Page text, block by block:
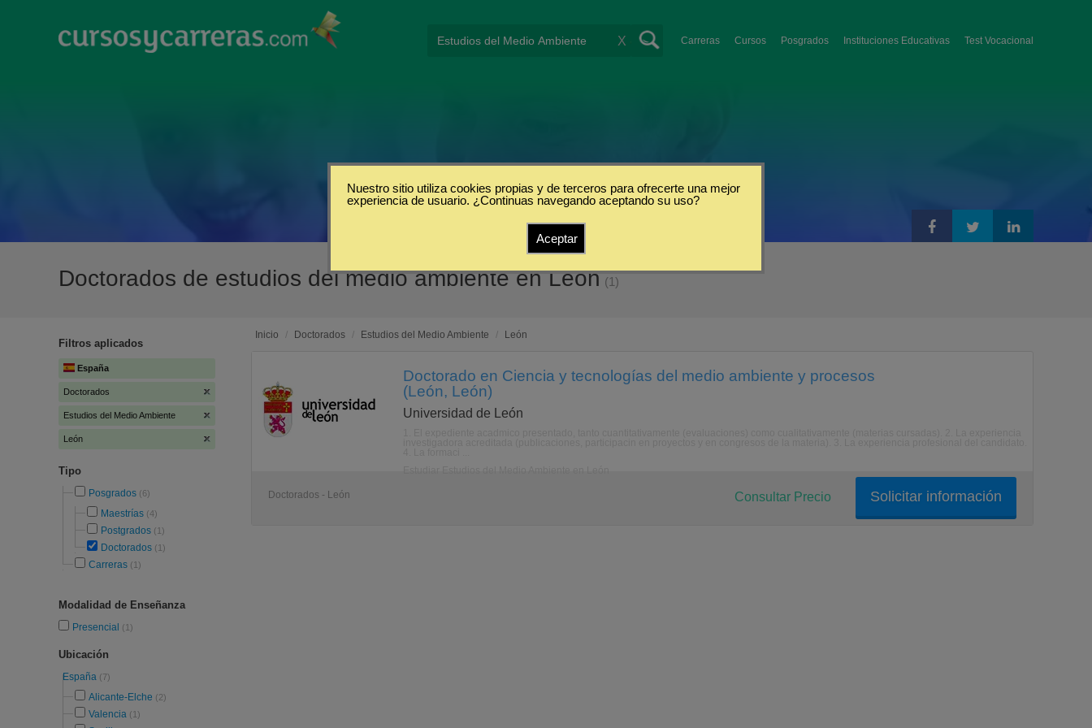
Carreras Cursos Posgrados Instituciones Educativas Test Vocacional
X
Doctorados de estudios del medio ambiente en León (1)
Filtros aplicados
España
Doctorados
Estudios del Medio Ambiente
León
Tipo
Posgrados (6)
Maestrías (4)
Postgrados (1)
Doctorados (1)
Carreras (1)
Modalidad de Enseñanza
Presencial (1)
Ubicación
España (7)
Alicante-Elche (2)
Valencia (1)
Inicio / Doctorados / Estudios del Medio Ambiente / León
Doctorado en Ciencia y tecnologías del medio ambiente y procesos
(León, León)
Universidad de León
Doctorados - León Solicitar información
Consultar Precio
Nuestro sitio utiliza cookies propias y de terceros para ofrecerte una mejor
experiencia de usuario. ¿Continuas navegando aceptando su uso?
Aceptar